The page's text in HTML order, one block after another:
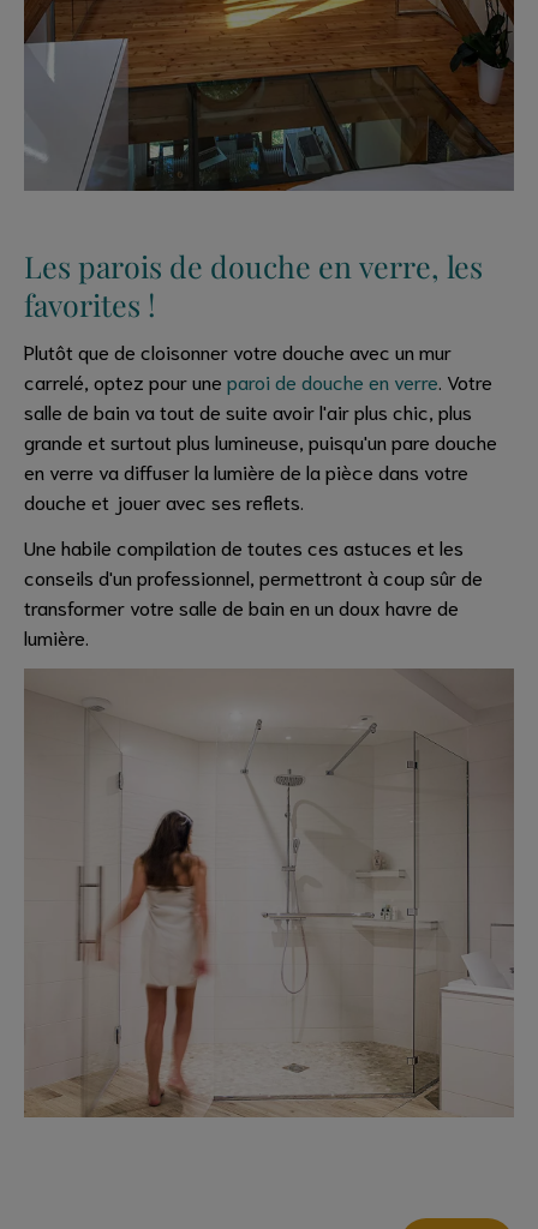
Les parois de douche en verre, les
favorites !
Plutôt que de cloisonner votre douche avec un mur
carrelé, optez pour une paroi de douche en verre . Votre
salle de bain va tout de suite avoir l'air plus chic, plus
grande et surtout plus lumineuse, puisqu'un pare douche
en verre va diffuser la lumière de la pièce dans votre
douche et jouer avec ses reflets.
Une habile compilation de toutes ces astuces et les
conseils d'un professionnel, permettront à coup sûr de
transformer votre salle de bain en un doux havre de
lumière.